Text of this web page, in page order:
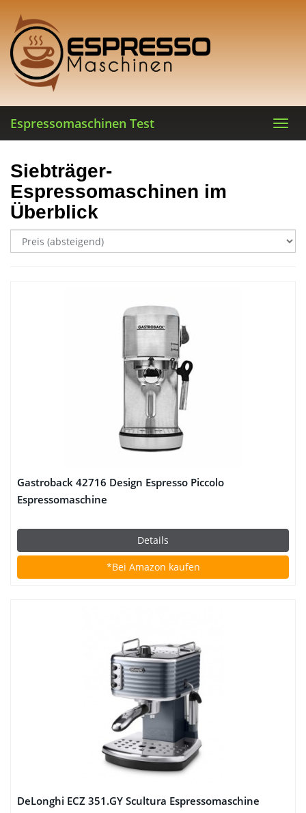
main
content
Espressomaschinen Test
Siebträger-
Espressomaschinen im
Überblick
Gastroback 42716 Design Espresso Piccolo
Espressomaschine
Details
*Bei Amazon kaufen
DeLonghi ECZ 351.GY Scultura Espressomaschine